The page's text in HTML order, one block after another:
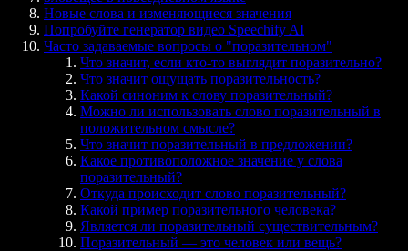
Новые слова и изменяющиеся значения
Попробуйте генератор видео Speechify AI
Часто задаваемые вопросы о "поразительном"
Что значит, если кто-то выглядит поразительно?
Что значит ощущать поразительность?
Какой синоним к слову поразительный?
Можно ли использовать слово поразительный в
положительном смысле?
Что значит поразительный в предложении?
Какое противоположное значение у слова
поразительный?
Откуда происходит слово поразительный?
Какой пример поразительного человека?
Является ли поразительный существительным?
Поразительный — это человек или вещь?